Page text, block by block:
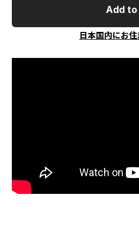
Add
日本国内にお